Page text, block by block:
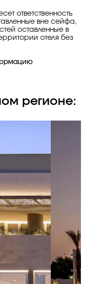
ответственность
вне сейфа,
оставленные в
отеля без
регионе: